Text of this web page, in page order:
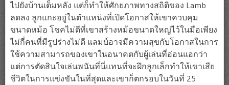
ไปยังบ้านเต็มหลัง แต่ก็ทำให้ศักยภาพทางสถิติของ Lamb
ลดลง ลูกแกะอยู่ในตำแหน่งที่เปิดโอกาสให้เขาควบคุม
ขนาดหม้อ โชคไม่ดีที่เขาสร้างหม้อขนาดใหญ่ไว้ในมือเพียง
ไม่กี่คนที่มีรูปร่างไม่ดี แลมบ์อาจมีความสุขกับโอกาสในการ
ใช้ความสามารถของเขาในอนาคตกับผู้เล่นที่อ่อนแอกว่า
แต่การตัดสินใจเล่นพนันที่นี่แทนที่จะฝึกลูกเล็กทำให้เขาเสีย
ชีวิตในการแข่งขันในที่สุดและเขาก็ตกรอบในวันที่ 25